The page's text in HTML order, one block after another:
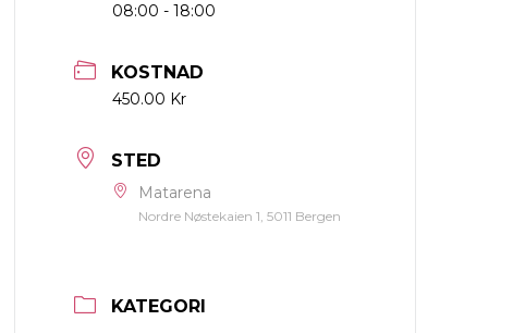
08:00 - 18:00
KOSTNAD
450.00 Kr
STED
Matarena
Nordre Nøstekaien 1, 5011 Bergen
KATEGORI